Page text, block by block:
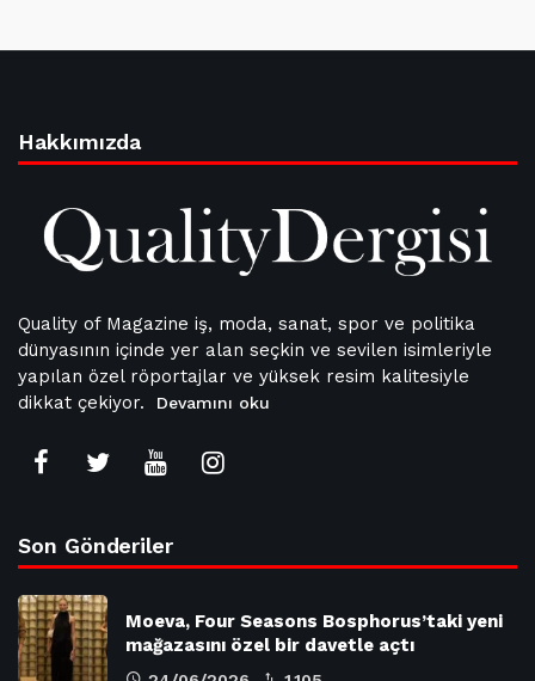
Hakkımızda
Quality of Magazine iş, moda, sanat, spor ve politika
dünyasının içinde yer alan seçkin ve sevilen isimleriyle
yapılan özel röportajlar ve yüksek resim kalitesiyle
dikkat çekiyor.
Devamını oku
Son Gönderiler
Moeva, Four Seasons Bosphorus’taki yeni
mağazasını özel bir davetle açtı